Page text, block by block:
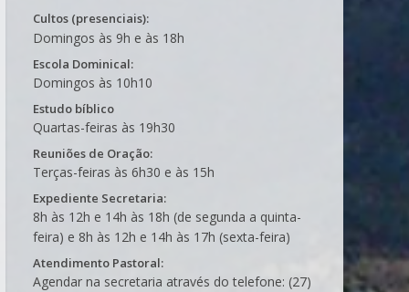
Cultos (presenciais):
Domingos às 9h e às 18h
Escola Dominical:
Domingos às 10h10
Estudo bíblico
Quartas-feiras às 19h30
Reuniões de Oração:
Terças-feiras às 6h30 e às 15h
Expediente Secretaria:
8h às 12h e 14h às 18h (de segunda a quinta-
feira) e 8h às 12h e 14h às 17h (sexta-feira)
Atendimento Pastoral:
Agendar na secretaria através do telefone: (27)